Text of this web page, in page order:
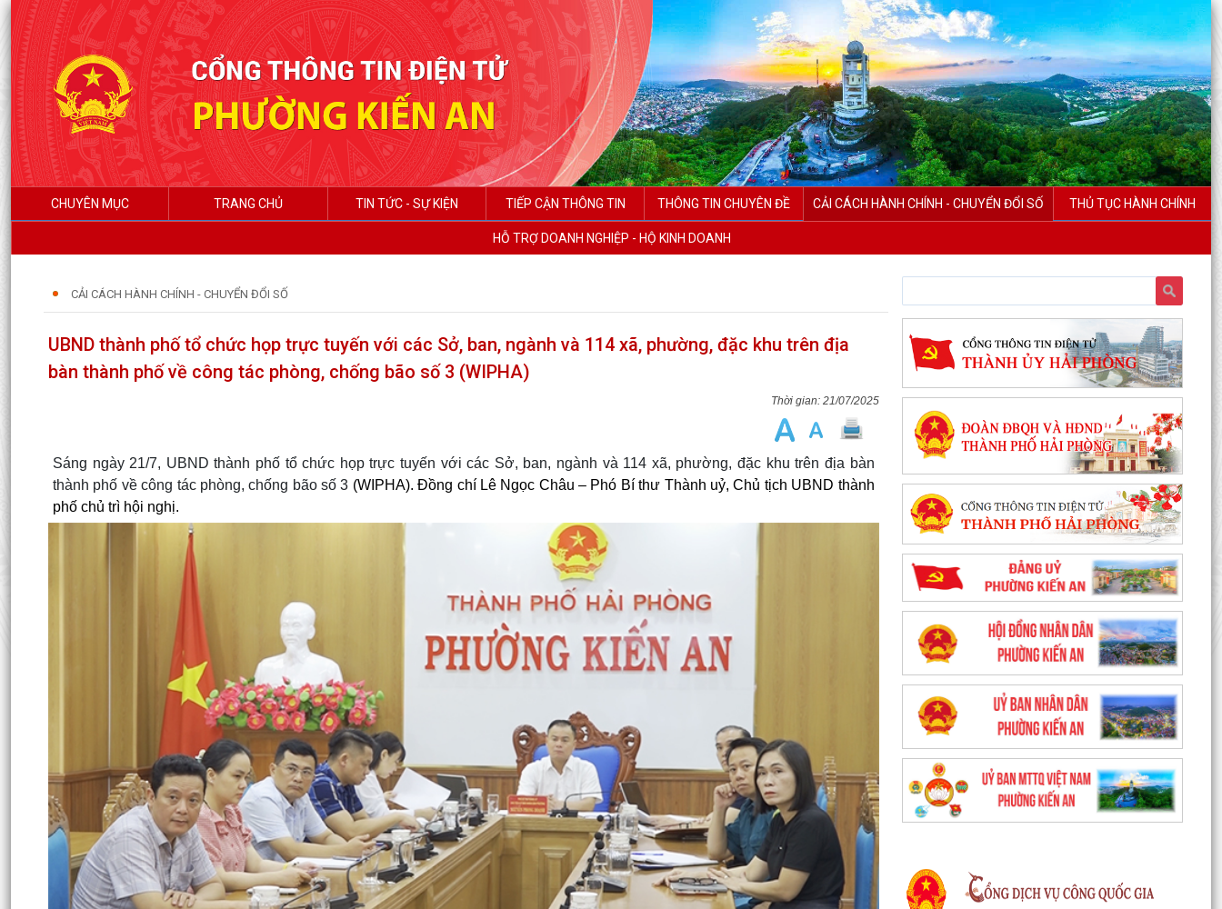
CHUYÊN MỤC TRANG CHỦ TIN TỨC - SỰ KIỆN TIẾP CẬN THÔNG TIN THÔNG TIN CHUYÊN ĐỀ CẢI CÁCH HÀNH CHÍNH - CHUYỂN ĐỔI SỐ THỦ TỤC HÀNH CHÍNH
HỖ TRỢ DOANH NGHIỆP - HỘ KINH DOANH
CẢI CÁCH HÀNH CHÍNH - CHUYỂN ĐỔI SỐ
UBND thành phố tổ chức họp trực tuyến với các Sở, ban, ngành và 114 xã, phường, đặc khu trên địa
bàn thành phố về công tác phòng, chống bão số 3 (WIPHA)
21/07/2025
Sáng ngày 21/7, UBND thành phố tổ chức họp trực tuyến với các Sở, ban, ngành và 114 xã, phường, đặc khu trên địa bàn
thành phố về công tác phòng, chống bão số 3 (WIPHA). Đồng chí Lê Ngọc Châu – Phó Bí thư Thành uỷ, Chủ tịch UBND thành
phố chủ trì hội nghị.